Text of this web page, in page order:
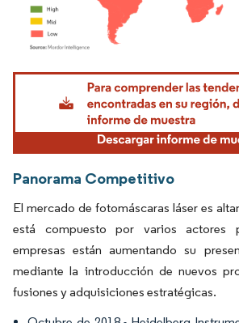
Imagen © Mordor Intelligence. El uso requiere
Panorama Competitivo
El mercado de fotomáscaras láser es
está compuesto por varios actores
empresas están aumentando su
mediante la introducción de nuevos
fusiones y adquisiciones estratégicas.